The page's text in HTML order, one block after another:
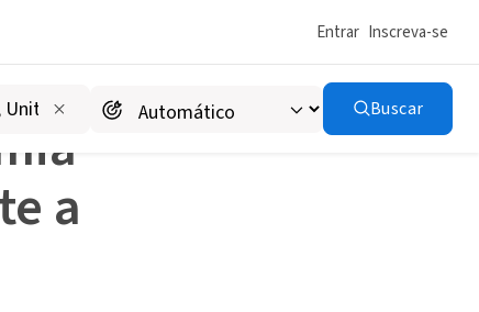
Entrar Inscreva-se
Buscar
a